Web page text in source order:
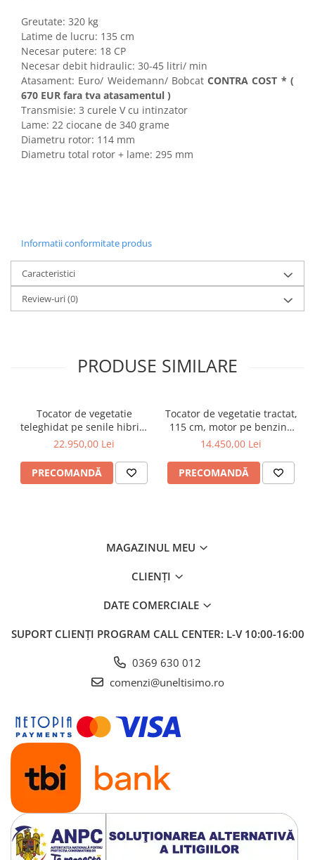
Piese schimb Dumpere si Roabe
Piese schimb miniexcavatoare
Piese schimb Tocatoare Vegetatie
Piese schimb Tractoare
Cosire si tocare vegetatie
Tocatoare de vegetatie
Tocatoare de vegetatie cu brat
Tocatoare de vegetatie teleghidate
Greble rotative
Motocositoare
Masini de recoltat si cules
Semanatori si plantatoare
Tamburi irigatii
Greutate: 320 kg
Latime de lucru: 135 cm
Necesar putere: 18 CP
Necesar debit hidraulic: 30-45 litri/ min
Atasament: Euro/ Weidemann/ BobcatCONTRA COST * (
670 EUR fara tva atasamentul )
Transmisie: 3 curele V cu intinzator
Lame: 22 ciocane de 340 grame
Diametru rotor: 114 mm
Diametru total rotor + lame: 295 mm
Informatii conformitate produs
Caracteristici
Review-uri(0)
PRODUSE SIMILARE
Tocator de vegetatie
teleghidat pe senile hibrid,
benzina, 120 cm, motor
RSC120PRO Hibrid
22.950,00 Lei
PRECOMANDĂ
Tocator de vegetatie tractat,
115 cm, motor pe benzina
de 15 CP, Jansen AT-120
14.450,00 Lei
PRECOMANDĂ
MAGAZINUL MEU
CLIENȚI
DATE COMERCIALE
SUPORT CLIENȚI PROGRAM CALL CENTER: L-V 10:00-16:00
0369 630 012
comenzi@uneltisimo.ro